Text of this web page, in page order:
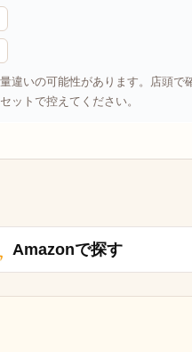
違いの可能性があります。店頭で
ットで控えてください。
Amazonで探す